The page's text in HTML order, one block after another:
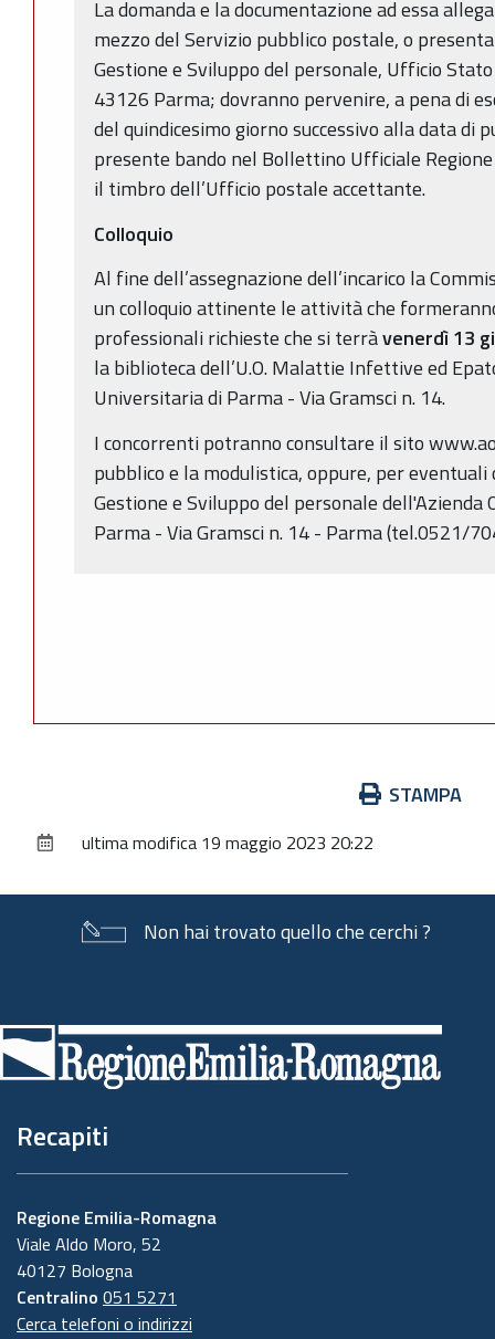
La domanda e la documentazione ad essa
mezzo del Servizio pubblico postale, o
Gestione e Sviluppo del personale, Ufficio
43126 Parma; dovranno pervenire, a pena di
del quindicesimo giorno successivo alla data di
presente bando nel Bollettino Ufficiale
il timbro dell’Ufficio postale accettante.
Colloquio
Al fine dell’assegnazione dell’incarico la
un colloquio attinente le attività che
professionali richieste che si terràvenerdì 13
la biblioteca dell’U.O. Malattie Infettive ed
Universitaria di Parma - Via Gramsci n. 14.
I concorrenti potranno consultare il sito
pubblico e la modulistica, oppure, per
Gestione e Sviluppo del personale
Parma - Via Gramsci n. 14 - Parma (tel.0521/
documento
STAMPA
ultima modifica 19 maggio 2023 20:22
Non hai trovato quello che cerchi ?
di
pagina
Recapiti
Regione Emilia-Romagna
Viale Aldo Moro, 52
40127 Bologna
Centralino 051 5271
Cerca telefoni o indirizzi